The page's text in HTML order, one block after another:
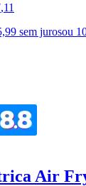
,11
sem jurosou
Air